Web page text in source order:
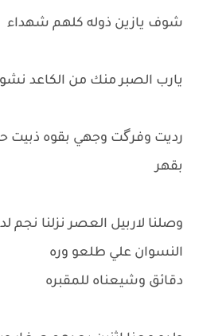
شوف يازين ذوله كلهم شهداء
يارب الصبر منك من الكاعد
رديت وفرگت وجهي بقوه
بقهر
وصلنا لاربيل العصر نزلنا نجم
النسوان علي طلعو وره
دقائق وشيعناه للمقبره